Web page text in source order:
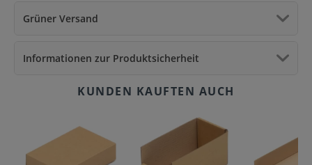
Grüner Versand
Informationen zur Produktsicherheit